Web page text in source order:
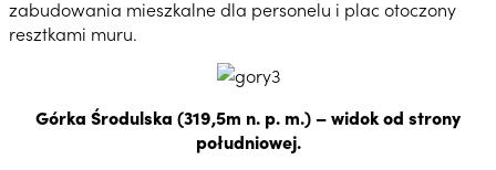
zabudowania mieszkalne dla personelu i plac otoczony
resztkami muru.
Górka Środulska (319,5m n. p. m.) – widok od strony
południowej.